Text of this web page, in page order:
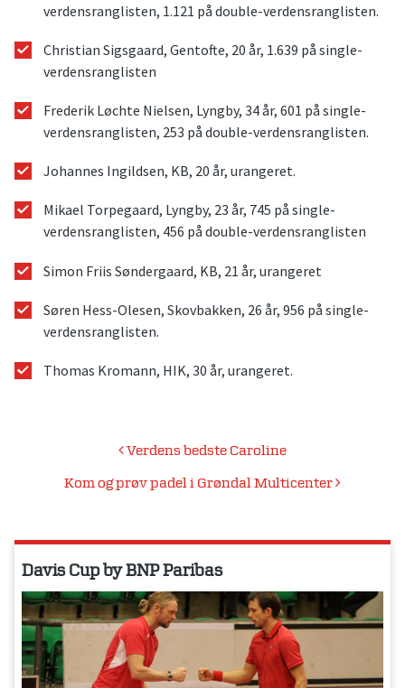
verdensranglisten, 1.121 på double-verdensranglisten.
Christian Sigsgaard, Gentofte, 20 år, 1.639 på single-
verdensranglisten
Frederik Løchte Nielsen, Lyngby, 34 år, 601 på single-
verdensranglisten, 253 på double-verdensranglisten.
Johannes Ingildsen, KB, 20 år, urangeret.
Mikael Torpegaard, Lyngby, 23 år, 745 på single-
verdensranglisten, 456 på double-verdensranglisten
Simon Friis Søndergaard, KB, 21 år, urangeret
Søren Hess-Olesen, Skovbakken, 26 år, 956 på single-
verdensranglisten.
Thomas Kromann, HIK, 30 år, urangeret.
IndlægsnavigationVerdens bedste Caroline
Kom og prøv padel i Grøndal Multicenter
Davis Cup by BNP Paribas